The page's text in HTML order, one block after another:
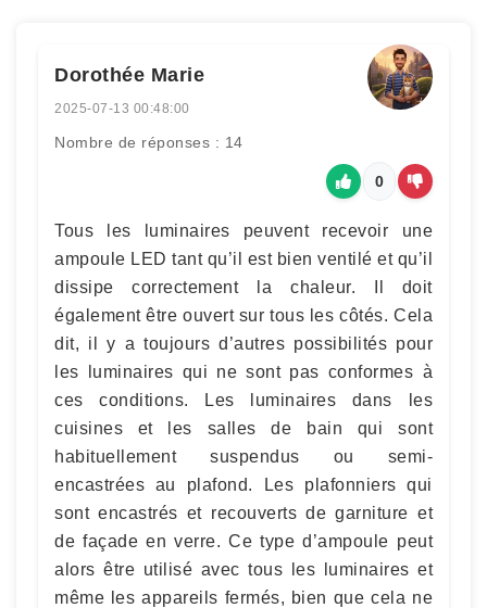
Dorothée Marie
2025-07-13 00:48:00
Nombre de réponses : 14
0
Tous les luminaires peuvent recevoir une
ampoule LED tant qu’il est bien ventilé et qu’il
dissipe correctement la chaleur. Il doit
également être ouvert sur tous les côtés. Cela
dit, il y a toujours d’autres possibilités pour
les luminaires qui ne sont pas conformes à
ces conditions. Les luminaires dans les
cuisines et les salles de bain qui sont
habituellement suspendus ou semi-
encastrées au plafond. Les plafonniers qui
sont encastrés et recouverts de garniture et
de façade en verre. Ce type d’ampoule peut
alors être utilisé avec tous les luminaires et
même les appareils fermés, bien que cela ne